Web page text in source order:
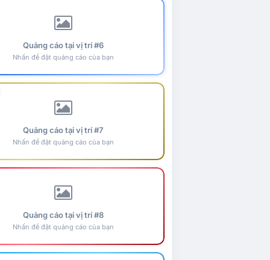
Quảng cáo tại vị trí #6
Nhấn để đặt quảng cáo của bạn
Quảng cáo tại vị trí #7
Nhấn để đặt quảng cáo của bạn
Quảng cáo tại vị trí #8
Nhấn để đặt quảng cáo của bạn